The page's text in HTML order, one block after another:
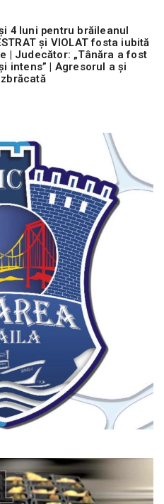
și 4 luni pentru brăileanul
și VIOLAT fosta iubită
| Judecător: „Tânăra a fost
intens” | Agresorul a și